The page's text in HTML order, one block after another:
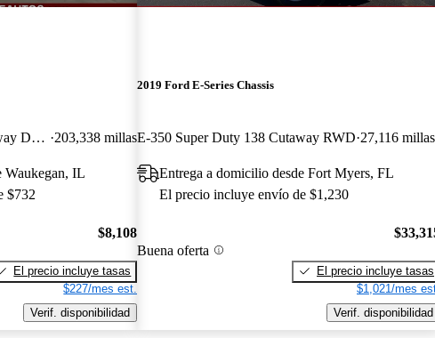
E-350 Super Duty 138 Cutaway DRW RWD 203,338 millas
Waukegan, IL
$732
$8,108
El precio incluye tasas
$227/mes est.
Verif. disponibilidad
2019 Ford E-Series Chassis
E-350 Super Duty 138 Cutaway RWD 27,116 millas
Entrega a domicilio desde Fort Myers, FL
El precio incluye envío de $1,230
Buena oferta
El precio incluye tasas
$1,021/mes
Verif. disponibilidad